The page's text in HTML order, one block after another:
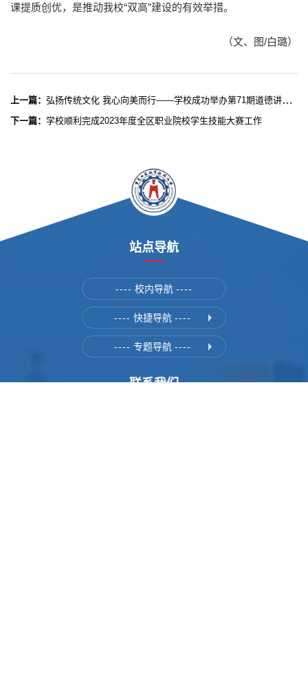
课提质创优，是推动我校“双高”建设的有效举措。
（文、图/白璐）
上一篇： 弘扬传统文化 我心向美而行——学校成功举办第71期道德讲堂活动
下一篇： 学校顺利完成2023年度全区职业院校学生技能大赛工作
站点导航
---- 校内导航 ----
---- 快捷导航 ----
---- 专题导航 ----
联系我们